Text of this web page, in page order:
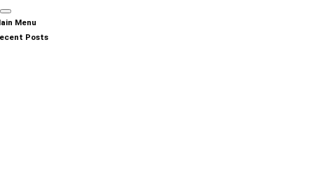
Menu
Posts